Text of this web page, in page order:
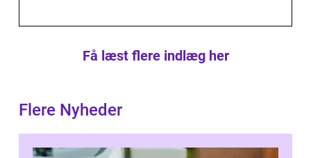
Få læst flere indlæg her
Flere Nyheder